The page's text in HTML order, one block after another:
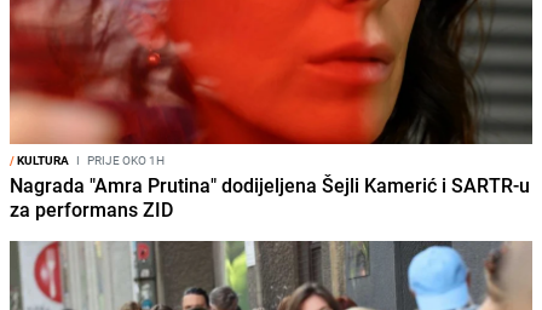
/KULTURA I PRIJE OKO 1H
Nagrada "Amra Prutina" dodijeljena Šejli Kamerić i SARTR-u
za performans ZID